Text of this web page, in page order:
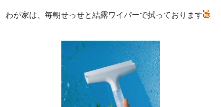
わが家は、毎朝せっせと結露ワイパーで拭っております